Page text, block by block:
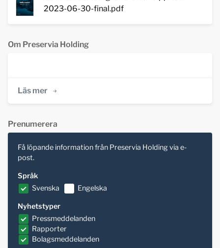
2023-06-30-final.pdf
Om Preservia Holding
Läs mer
Prenumerera
Få löpande information från Preservia Holding via e-
post.
Språk
Svenska
Engelska
Nyhetstyper
Pressmeddelanden
Rapporter
Bolagsmeddelanden